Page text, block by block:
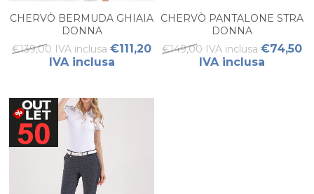
CHERVÒ BERMUDA GHIAIA
DONNA
€139,00 IVA inclusa €111,20
IVA inclusa
CHERVÒ PANTALONE STRA
DONNA
€149,00 IVA inclusa €74,50
IVA inclusa